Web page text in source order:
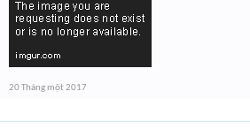
20 Tháng một 2017